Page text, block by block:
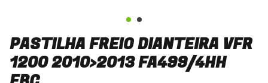
PASTILHA FREIO DIANTEIRA VFR
1200 2010>2013 FA499/4HH